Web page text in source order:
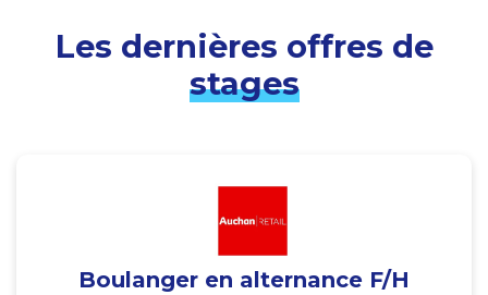
Les dernières offres de
stages
Boulanger en alternance F/H